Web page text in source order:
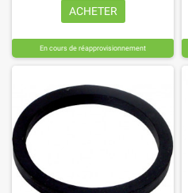
ACHETER
En cours de réapprovisionnement